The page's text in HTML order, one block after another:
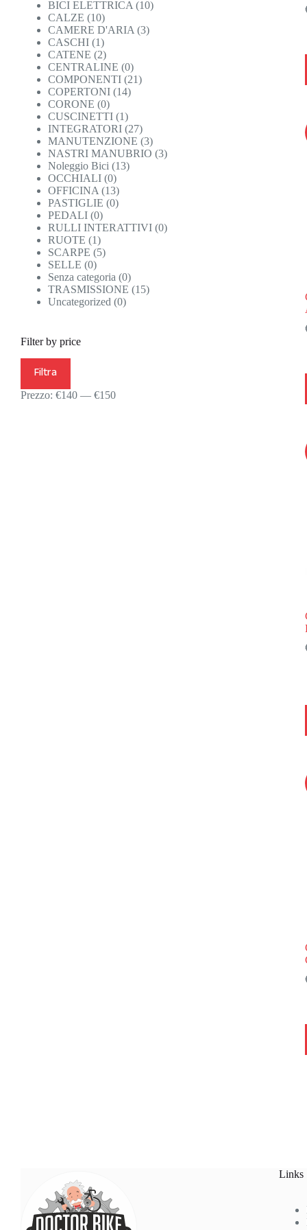
BICI ELETTRICA (10)
CALZE (10)
CAMERE D'ARIA (3)
CASCHI (1)
CATENE (2)
CENTRALINE (0)
COMPONENTI (21)
COPERTONI (14)
CORONE (0)
CUSCINETTI (1)
INTEGRATORI (27)
MANUTENZIONE (3)
NASTRI MANUBRIO (3)
Noleggio Bici (13)
OCCHIALI (0)
OFFICINA (13)
PASTIGLIE (0)
PEDALI (0)
RULLI INTERATTIVI (0)
RUOTE (1)
SCARPE (5)
SELLE (0)
Senza categoria (0)
TRASMISSIONE (15)
Uncategorized (0)
Filter by price
Min
MaxFiltra
Prezzo: €140 — €150
Links